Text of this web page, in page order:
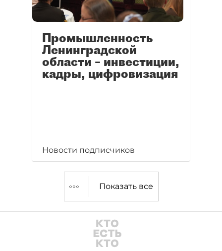
Промышленность
Ленинградской
области – инвестиции,
кадры, цифровизация
Новости подписчиков
Показать все